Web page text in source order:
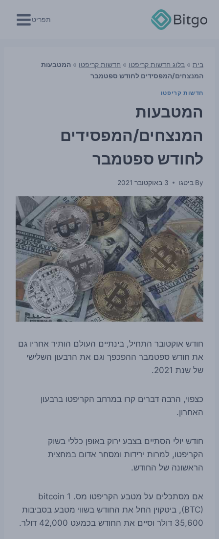
תפריט
בית » בלוג חדשות קריפטו » חדשות קריפטו » המטבעות
המנצחים/המפסידים לחודש ספטמבר
חדשות קריפטו
המטבעות
המנצחים/המפסידים
לחודש ספטמבר
By ביטגו 3 באוקטובר 2021
חודש אוקטובר התחיל, בינתיים העולם הותיר אחריו גם
את חודש ספטמבר ההפכפך וגם את הרבעון השלישי
של שנת 2021.
כצפוי, הרבה דברים קרו במרחב הקריפטו ברבעון
האחרון.
חודש יולי הסתיים בצבע ירוק באופן כללי בשוק
הקריפטו, למרות ירידות ומסחר אדום במחצית
הראשונה של החודש.
אם מסתכלים על מטבע הקריפטו מס. 1 bitcoin
(BTC), ביטקוין החל את החודש בשווי מטבע בסביבות
35,600 דולר וסיים את החודש בכמעט 42,000 דולר.